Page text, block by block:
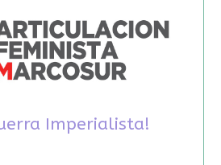
Imperialista!